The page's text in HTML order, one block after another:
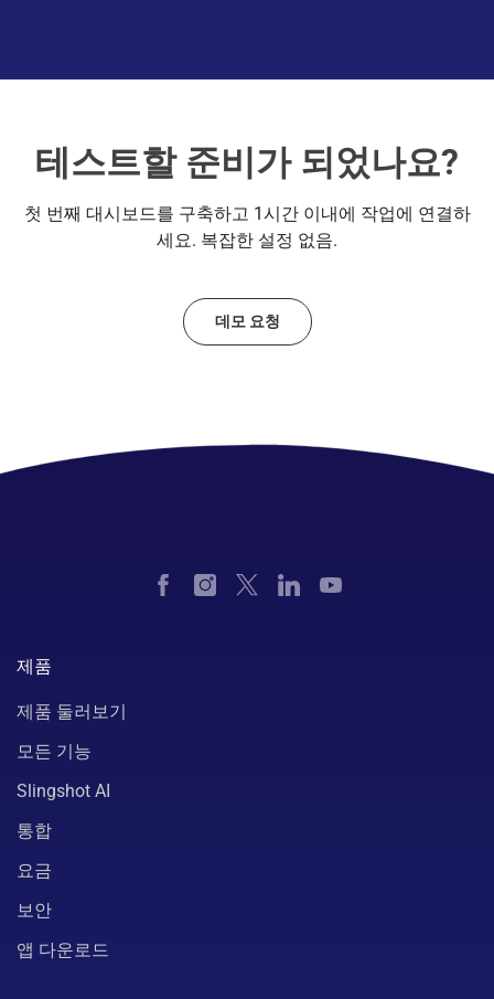
테스트할 준비가 되었나요?
첫 번째 대시보드를 구축하고 1시간 이내에 작업에 연결하
세요. 복잡한 설정 없음.
데모 요청
제품
제품 둘러보기
모든 기능
Slingshot AI
통합
요금
보안
앱 다운로드